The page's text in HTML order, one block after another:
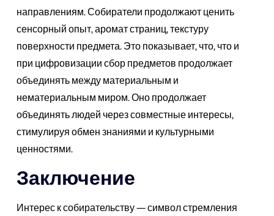
направлениям. Собиратели продолжают ценить
сенсорный опыт, аромат страниц, текстуру
поверхности предмета. Это показывает, что, что и
при цифровизации сбор предметов продолжает
объединять между материальным и
нематериальным миром. Оно продолжает
объединять людей через совместные интересы,
стимулируя обмен знаниями и культурными
ценностями.
Заключение
Интерес к собирательству — символ стремления